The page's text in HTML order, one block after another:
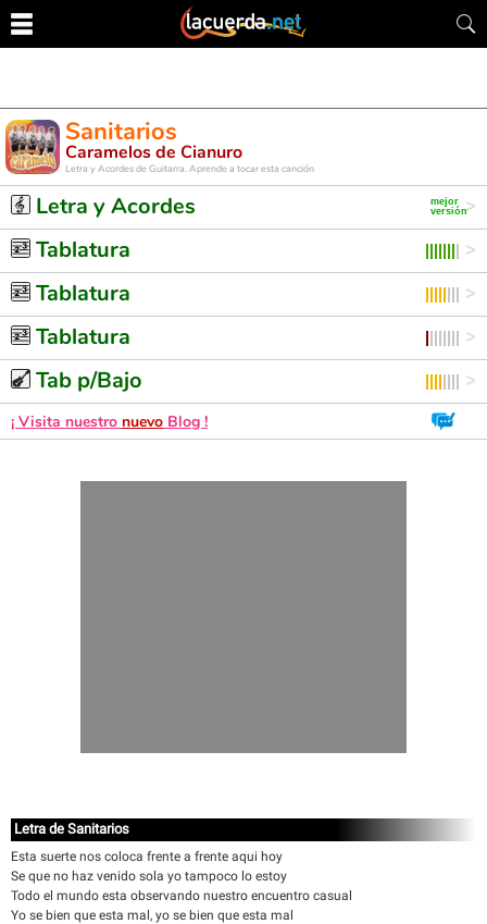
Sanitarios
Caramelos de Cianuro
Letra y Acordes de Guitarra. Aprende a tocar esta canción
Letra y Acordes
Tablatura
Tablatura
Tablatura
Tab p/Bajo
¡ Visita nuestro nuevo Blog !
Letra de Sanitarios
Esta suerte nos coloca frente a frente aqui hoy
Se que no haz venido sola yo tampoco lo estoy
Todo el mundo esta observando nuestro encuentro casual
Yo se bien que esta mal, yo se bien que esta mal